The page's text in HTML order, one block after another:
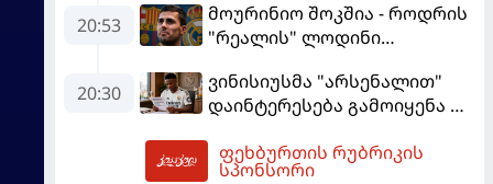
ასპარეზობას იწყებს
20:53
მოურინიო შოკშია - როდრის
"რეალის" ლოდინი
"ბარსელონაში" გადადის
20:30
ვინისიუსმა "არსენალით"
დაინტერესება გამოიყენა და
მომგებიანად გააგრძელა
ფეხბურთის რუბრიკის
სპონსორი